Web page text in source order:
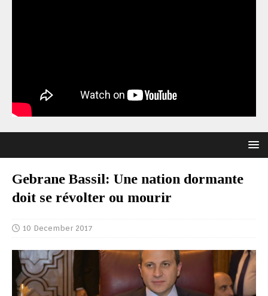
Gebrane Bassil: Une nation dormante
doit se révolter ou mourir
10 December 2017